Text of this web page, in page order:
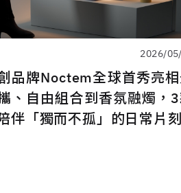
2026/
品牌Noctem全球首秀亮
、自由組合到香氛融燭，
伴「獨而不孤」的日常片刻